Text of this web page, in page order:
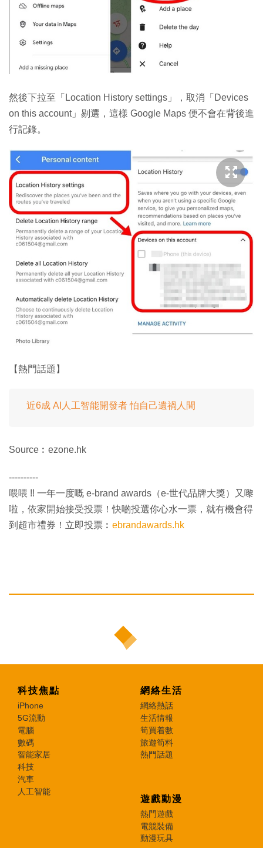
然後下拉至「Location History settings」，取消「Devices
on this account」剔選，這樣 Google Maps 便不會在背後進
行記錄。
【熱門話題】
近6成 AI人工智能開發者 怕自己遺禍人間
Source︰ezone.hk
----------
喂喂 !! 一年一度嘅 e-brand awards（e-世代品牌大獎）又嚟
啦，依家開始接受投票！快啲投選你心水一票，就有機會得
到超市禮券！立即投票︰ ebrandawards.hk
科技焦點
iPhone
5G流動
電腦
數碼
智能家居
科技
汽車
人工智能
網絡生活
網絡熱話
生活情報
筍買着數
旅遊筍料
熱門話題
遊戲動漫
熱門遊戲
電競裝備
動漫玩具